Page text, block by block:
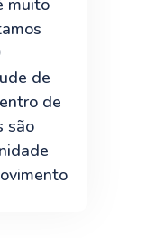
de
de
são